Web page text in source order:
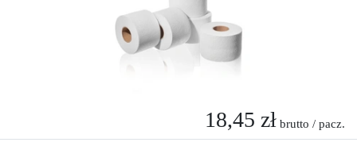
18,45 zł brutto / pacz.